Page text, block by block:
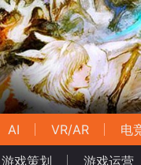
AI VR/AR
电
游戏策划 游戏运营